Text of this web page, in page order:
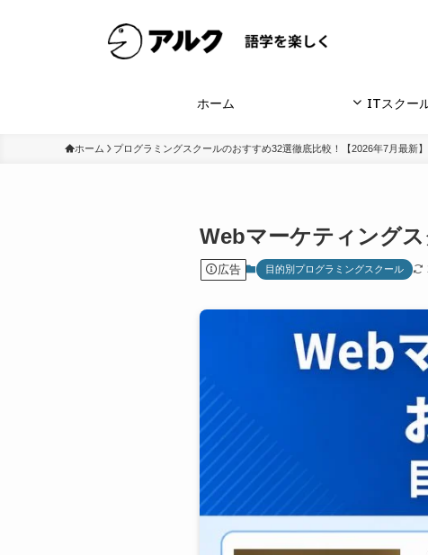
ホーム ITスクー
ホーム プログラミングスクールのおすすめ32選徹底比較！【2026年7月最新】
Webマーケティング
広告 目的別プログラミングスクール